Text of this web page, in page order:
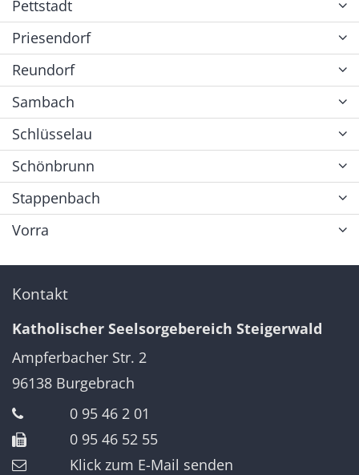
Pettstadt
Priesendorf
Reundorf
Sambach
Schlüsselau
Schönbrunn
Stappenbach
Vorra
Kontakt
Katholischer Seelsorgebereich Steigerwald
Ampferbacher Str. 2
96138 Burgebrach
0 95 46 2 01
0 95 46 52 55
Klick zum E-Mail senden